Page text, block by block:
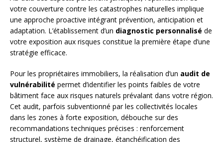
votre couverture contre les catastrophes naturelles implique
une approche proactive intégrant prévention, anticipation et
adaptation. L’établissement d’un diagnostic personnalisé de
votre exposition aux risques constitue la première étape d’une
stratégie efficace.
Pour les propriétaires immobiliers, la réalisation d’un audit de
vulnérabilité permet d’identifier les points faibles de votre
bâtiment face aux risques naturels prévalant dans votre région.
Cet audit, parfois subventionné par les collectivités locales
dans les zones à forte exposition, débouche sur des
recommandations techniques précises : renforcement
structurel, système de drainage, étanchéification des